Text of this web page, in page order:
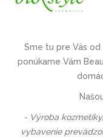
Sme tu pre Vás od
ponúkame Vám
- Výroba
vybavenie